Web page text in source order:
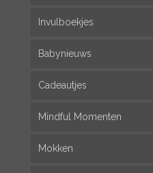
Invulboekjes
Babynieuws
Cadeautjes
Mindful Momenten
Mokken